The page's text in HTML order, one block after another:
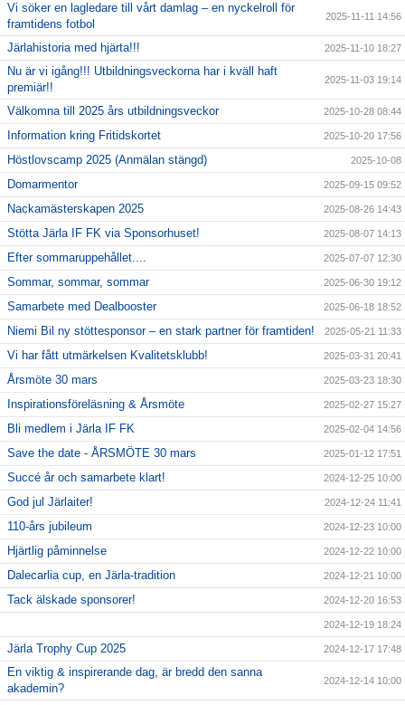
Vi söker en lagledare till vårt damlag – en nyckelroll för
framtidens fotbol
2025-11-11 14:56
Järlahistoria med hjärta!!! 2025-11-10 18:27
Nu är vi igång!!! Utbildningsveckorna har i kväll haft
premiär!!
2025-11-03 19:14
Välkomna till 2025 års utbildningsveckor 2025-10-28 08:44
Information kring Fritidskortet 2025-10-20 17:56
Höstlovscamp 2025 (Anmälan stängd) 2025-10-08
Domarmentor 2025-09-15 09:52
Nackamästerskapen 2025 2025-08-26 14:43
Stötta Järla IF FK via Sponsorhuset! 2025-08-07 14:13
Efter sommaruppehållet.... 2025-07-07 12:30
Sommar, sommar, sommar 2025-06-30 19:12
Samarbete med Dealbooster 2025-06-18 18:52
Niemi Bil ny stöttesponsor – en stark partner för framtiden! 2025-05-21 11:33
Vi har fått utmärkelsen Kvalitetsklubb! 2025-03-31 20:41
Årsmöte 30 mars 2025-03-23 18:30
Inspirationsföreläsning & Årsmöte 2025-02-27 15:27
Bli medlem i Järla IF FK 2025-02-04 14:56
Save the date - ÅRSMÖTE 30 mars 2025-01-12 17:51
Succé år och samarbete klart! 2024-12-25 10:00
God jul Järlaiter! 2024-12-24 11:41
110-års jubileum 2024-12-23 10:00
Hjärtlig påminnelse 2024-12-22 10:00
Dalecarlia cup, en Järla-tradition 2024-12-21 10:00
Tack älskade sponsorer! 2024-12-20 16:53
2024-12-19 18:24
Järla Trophy Cup 2025 2024-12-17 17:48
En viktig & inspirerande dag, är bredd den sanna
akademin?
2024-12-14 10:00